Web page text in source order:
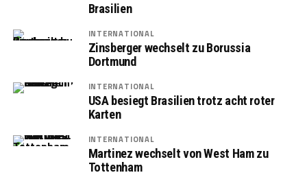
Brasilien
INTERNATIONAL
Zinsberger wechselt zu Borussia
Dortmund
INTERNATIONAL
USA besiegt Brasilien trotz acht roter
Karten
INTERNATIONAL
Martinez wechselt von West Ham zu
Tottenham